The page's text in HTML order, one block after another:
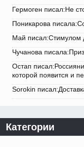
Гермоген писал:Не
Поникарова
Май писал:Стимулом
Чучанова
Остап
которой появится и
Sorokin
Категории